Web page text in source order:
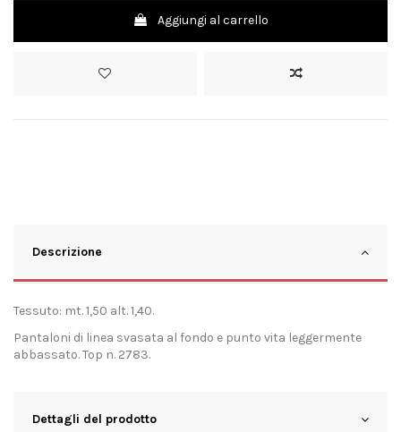
Aggiungi al carrello
Descrizione
Tessuto: mt. 1,50 alt. 1,40.
Pantaloni di linea svasata al fondo e punto vita leggermente
abbassato. Top n. 2783.
Dettagli del prodotto